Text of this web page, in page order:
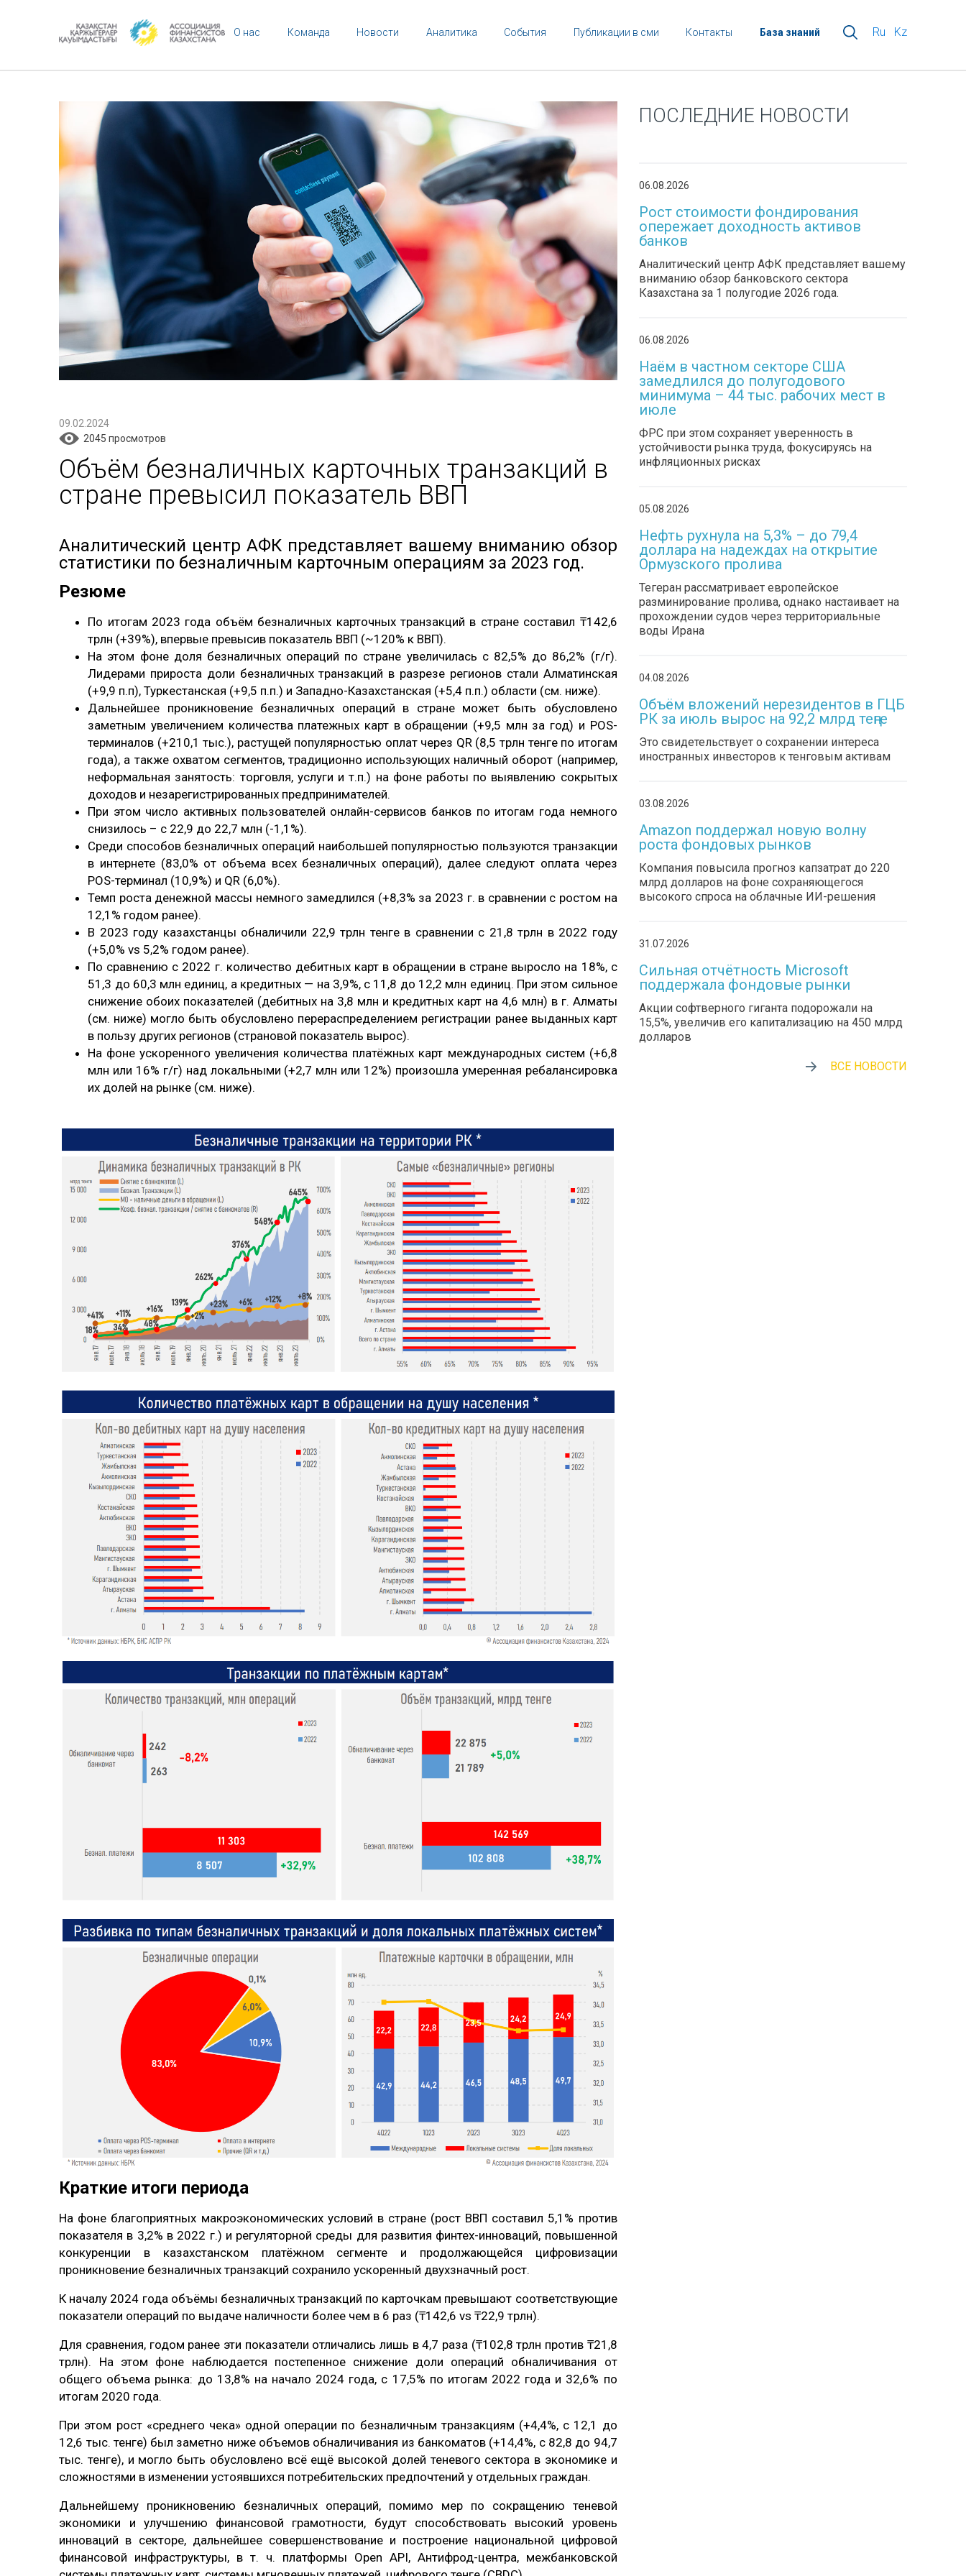
О нас Команда Новости Аналитика События Публикации в сми Контакты База знаний Ru Kz
09.02.2024
2045 просмотров
Объём безналичных карточных транзакций в
стране превысил показатель ВВП
Аналитический центр АФК представляет вашему вниманию обзор
статистики по безналичным карточным операциям за 2023 год.
Резюме
По итогам 2023 года объём безналичных карточных транзакций в стране составил ₸142,6
трлн (+39%), впервые превысив показатель ВВП (~120% к ВВП).
На этом фоне доля безналичных операций по стране увеличилась с 82,5% до 86,2% (г/г).
Лидерами прироста доли безналичных транзакций в разрезе регионов стали Алматинская
(+9,9 п.п), Туркестанская (+9,5 п.п.) и Западно-Казахстанская (+5,4 п.п.) области (см. ниже).
Дальнейшее проникновение безналичных операций в стране может быть обусловлено
заметным увеличением количества платежных карт в обращении (+9,5 млн за год) и POS-
терминалов (+210,1 тыс.), растущей популярностью оплат через QR (8,5 трлн тенге по итогам
года), а также охватом сегментов, традиционно использующих наличный оборот (например,
неформальная занятость: торговля, услуги и т.п.) на фоне работы по выявлению сокрытых
доходов и незарегистрированных предпринимателей.
При этом число активных пользователей онлайн-сервисов банков по итогам года немного
снизилось – с 22,9 до 22,7 млн (-1,1%).
Среди способов безналичных операций наибольшей популярностью пользуются транзакции
в интернете (83,0% от объема всех безналичных операций), далее следуют оплата через
POS-терминал (10,9%) и QR (6,0%).
Темп роста денежной массы немного замедлился (+8,3% за 2023 г. в сравнении с ростом на
12,1% годом ранее).
В 2023 году казахстанцы обналичили 22,9 трлн тенге в сравнении с 21,8 трлн в 2022 году
(+5,0% vs 5,2% годом ранее).
По сравнению с 2022 г. количество дебитных карт в обращении в стране выросло на 18%, с
51,3 до 60,3 млн единиц, а кредитных — на 3,9%, с 11,8 до 12,2 млн единиц. При этом сильное
снижение обоих показателей (дебитных на 3,8 млн и кредитных карт на 4,6 млн) в г. Алматы
(см. ниже) могло быть обусловлено перераспределением регистрации ранее выданных карт
в пользу других регионов (страновой показатель вырос).
На фоне ускоренного увеличения количества платёжных карт международных систем (+6,8
млн или 16% г/г) над локальными (+2,7 млн или 12%) произошла умеренная ребалансировка
их долей на рынке (см. ниже).
Краткие итоги периода
На фоне благоприятных макроэкономических условий в стране (рост ВВП составил 5,1% против
показателя в 3,2% в 2022 г.) и регуляторной среды для развития финтех-инноваций, повышенной
конкуренции в казахстанском платёжном сегменте и продолжающейся цифровизации
проникновение безналичных транзакций сохранило ускоренный двухзначный рост.
К началу 2024 года объёмы безналичных транзакций по карточкам превышают соответствующие
показатели операций по выдаче наличности более чем в 6 раз (₸142,6 vs ₸22,9 трлн).
Для сравнения, годом ранее эти показатели отличались лишь в 4,7 раза (₸102,8 трлн против ₸21,8
трлн). На этом фоне наблюдается постепенное снижение доли операций обналичивания от
общего объема рынка: до 13,8% на начало 2024 года, с 17,5% по итогам 2022 года и 32,6% по
итогам 2020 года.
При этом рост «среднего чека» одной операции по безналичным транзакциям (+4,4%, с 12,1 до
12,6 тыс. тенге) был заметно ниже объемов обналичивания из банкоматов (+14,4%, с 82,8 до 94,7
тыс. тенге), и могло быть обусловлено всё ещё высокой долей теневого сектора в экономике и
сложностями в изменении устоявшихся потребительских предпочтений у отдельных граждан.
Дальнейшему проникновению безналичных операций, помимо мер по сокращению теневой
экономики и улучшению финансовой грамотности, будут способствовать высокий уровень
инноваций в секторе, дальнейшее совершенствование и построение национальной цифровой
финансовой инфраструктуры, в т. ч. платформы Open API, Антифрод-центра, межбанковской
ПОСЛЕДНИЕ НОВОСТИ
06.08.2026
Рост стоимости фондирования
опережает доходность активов
банков
Аналитический центр АФК представляет вашему
вниманию обзор банковского сектора
Казахстана за 1 полугодие 2026 года.
06.08.2026
Наём в частном секторе США
замедлился до полугодового
минимума – 44 тыс. рабочих мест в
июле
ФРС при этом сохраняет уверенность в
устойчивости рынка труда, фокусируясь на
инфляционных рисках
05.08.2026
Нефть рухнула на 5,3% – до 79,4
доллара на надеждах на открытие
Ормузского пролива
Тегеран рассматривает европейское
разминирование пролива, однако настаивает на
прохождении судов через территориальные
воды Ирана
04.08.2026
Объём вложений нерезидентов в ГЦБ
РК за июль вырос на 92,2 млрд теңге
Это свидетельствует о сохранении интереса
иностранных инвесторов к тенговым активам
03.08.2026
Amazon поддержал новую волну
роста фондовых рынков
Компания повысила прогноз капзатрат до 220
млрд долларов на фоне сохраняющегося
высокого спроса на облачные ИИ-решения
31.07.2026
Сильная отчётность Microsoft
поддержала фондовые рынки
Акции софтверного гиганта подорожали на
15,5%, увеличив его капитализацию на 450 млрд
долларов
ВСЕ НОВОСТИ